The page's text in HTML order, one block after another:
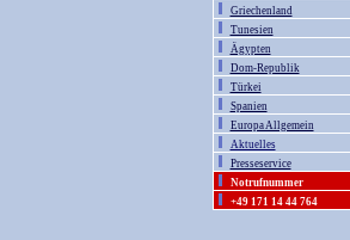
Griechenland
Tunesien
Ägypten
Dom-Republik
Türkei
Spanien
Europa Allgemein
Aktuelles
Presseservice
Notrufnummer
+49 171 14 44 764